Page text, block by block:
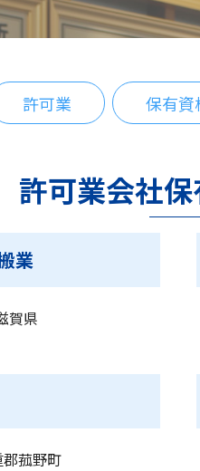
許可業 保有資
許可業会社
業
賀県
菰野町